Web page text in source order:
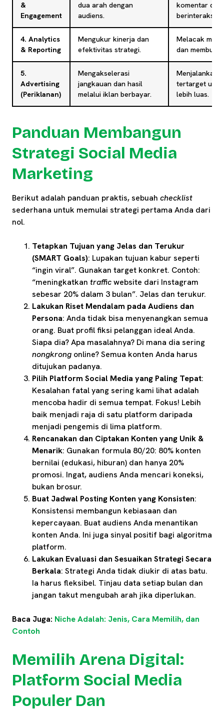
&
Engagement
dua arah dengan
audiens.
komentar dan
berinteraksi
4. Analytics
& Reporting
Mengukur kinerja dan
efektivitas strategi.
Melacak
dan membuat
5.
Advertising
(Periklanan)
Mengakselerasi
jangkauan dan hasil
melalui iklan berbayar.
Menjalankan
tertarget
lebih luas.
Panduan Membangun
Strategi Social Media
Marketing
Berikut adalah panduan praktis, sebuah checklist
sederhana untuk memulai strategi pertama Anda dari
nol.
Tetapkan Tujuan yang Jelas dan Terukur
(SMART Goals): Lupakan tujuan kabur seperti
“ingin viral”. Gunakan target konkret. Contoh:
“meningkatkan trafficwebsite dari Instagram
sebesar 20% dalam 3 bulan”. Jelas dan terukur.
Lakukan Riset Mendalam pada Audiens dan
Persona: Anda tidak bisa menyenangkan semua
orang. Buat profil fiksi pelanggan ideal Anda.
Siapa dia? Apa masalahnya? Di mana dia sering
nongkrong online? Semua konten Anda harus
ditujukan padanya.
Pilih Platform Social Media yang Paling Tepat:
Kesalahan fatal yang sering kami lihat adalah
mencoba hadir di semua tempat. Fokus! Lebih
baik menjadi raja di satu platform daripada
menjadi pengemis di lima platform.
Rencanakan dan Ciptakan Konten yang Unik &
Menarik: Gunakan formula 80/20: 80% konten
bernilai (edukasi, hiburan) dan hanya 20%
promosi. Ingat, audiens Anda mencari koneksi,
bukan brosur.
Buat Jadwal Posting Konten yang Konsisten:
Konsistensi membangun kebiasaan dan
kepercayaan. Buat audiens Anda menantikan
konten Anda. Ini juga sinyal positif bagi algoritma
platform.
Lakukan Evaluasi dan Sesuaikan Strategi Secara
Berkala: Strategi Anda tidak diukir di atas batu.
Ia harus fleksibel. Tinjau data setiap bulan dan
jangan takut mengubah arah jika diperlukan.
Baca Juga: Niche Adalah: Jenis, Cara Memilih, dan
Contoh
Memilih Arena Digital:
Platform Social Media
Populer Dan